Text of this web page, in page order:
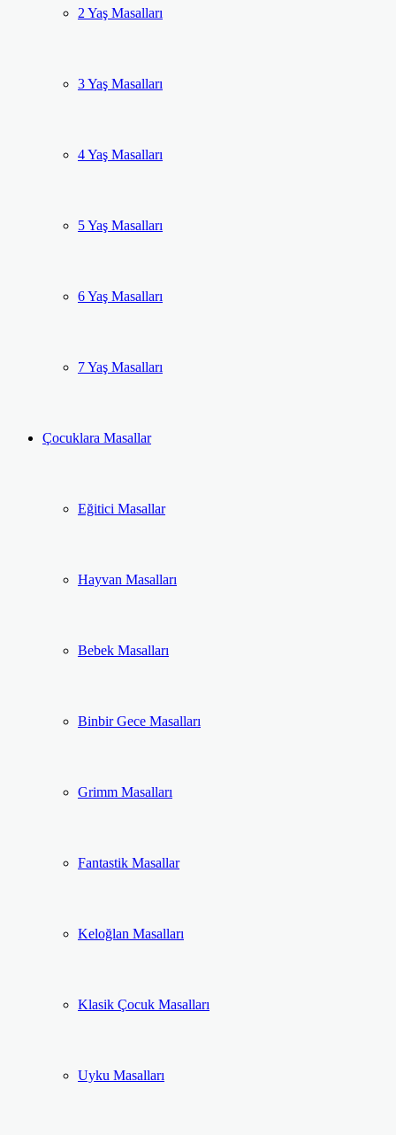
2 Yaş Masalları
3 Yaş Masalları
4 Yaş Masalları
5 Yaş Masalları
6 Yaş Masalları
7 Yaş Masalları
Çocuklara Masallar
Eğitici Masallar
Hayvan Masalları
Bebek Masalları
Binbir Gece Masalları
Grimm Masalları
Fantastik Masallar
Keloğlan Masalları
Klasik Çocuk Masalları
Uyku Masalları